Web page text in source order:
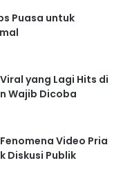
Puasa untuk
yang Lagi Hits di
Wajib Dicoba
Video Pria
Diskusi Publik